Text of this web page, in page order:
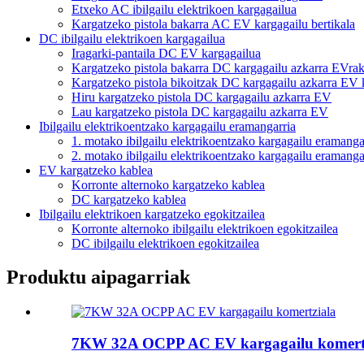
Etxeko AC ibilgailu elektrikoen kargagailua
Kargatzeko pistola bakarra AC EV kargagailu bertikala
DC ibilgailu elektrikoen kargagailua
Iragarki-pantaila DC EV kargagailua
Kargatzeko pistola bakarra DC kargagailu azkarra
Kargatzeko pistola bikoitzak DC kargagailu azkarra EV
Hiru kargatzeko pistola DC kargagailu azkarra EV
Lau kargatzeko pistola DC kargagailu azkarra EV
Ibilgailu elektrikoentzako kargagailu eramangarria
1. motako ibilgailu elektrikoentzako kargagailu
2. motako ibilgailu elektrikoentzako kargagailu
EV kargatzeko kablea
Korronte alternoko kargatzeko kablea
DC kargatzeko kablea
Ibilgailu elektrikoen kargatzeko egokitzailea
Korronte alternoko ibilgailu elektrikoen egokitzailea
DC ibilgailu elektrikoen egokitzailea
Produktu aipagarriak
7KW 32A OCPP AC EV kargagailu